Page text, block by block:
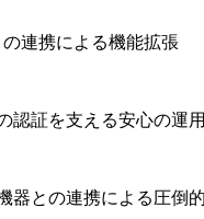
連携による機能拡張
認証を支える安心の運
器との連携による圧倒